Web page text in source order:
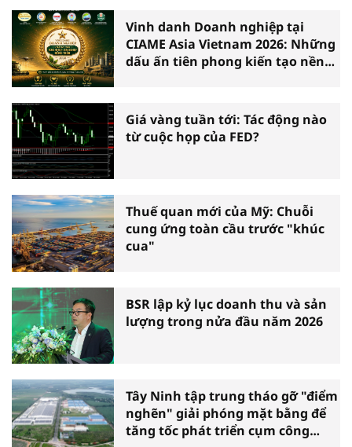
Vinh danh Doanh nghiệp tại
CIAME Asia Vietnam 2026: Những
dấu ấn tiên phong kiến tạo nền
Giá vàng tuần tới: Tác động nào
từ cuộc họp của FED?
Thuế quan mới của Mỹ: Chuỗi
cung ứng toàn cầu trước "khúc
cua"
BSR lập kỷ lục doanh thu và sản
lượng trong nửa đầu năm 2026
Tây Ninh tập trung tháo gỡ "điểm
nghẽn" giải phóng mặt bằng để
tăng tốc phát triển cụm công